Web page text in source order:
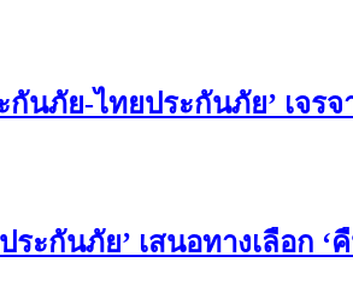
กันภัย-ไทยประกันภัย’ เจ
ระกันภัย’ เสนอทางเลือก ‘